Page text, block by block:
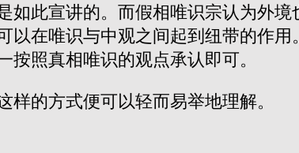
此宣讲的。而假相唯识宗认为外
在唯识与中观之间起到纽带的作
照真相唯识的观点承认即可。
的方式便可以轻而易举地理解。